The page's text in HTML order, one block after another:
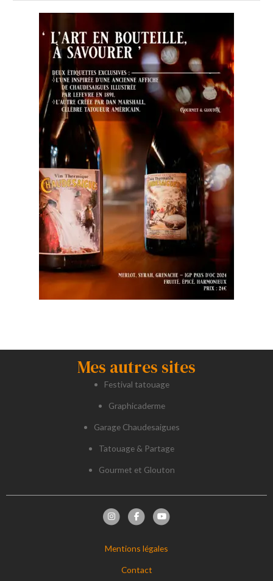
Mes autres sites
Festival tatouage
Graphicaderme
Garage Chaudesaigues
Tatouage & Partage
Gourmet et Glouton
Mentions légales
Contact